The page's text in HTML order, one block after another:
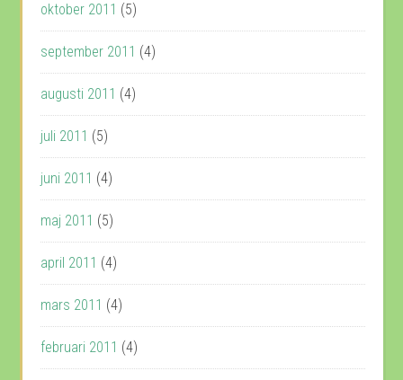
oktober 2011 (5)
september 2011 (4)
augusti 2011 (4)
juli 2011 (5)
juni 2011 (4)
maj 2011 (5)
april 2011 (4)
mars 2011 (4)
februari 2011 (4)